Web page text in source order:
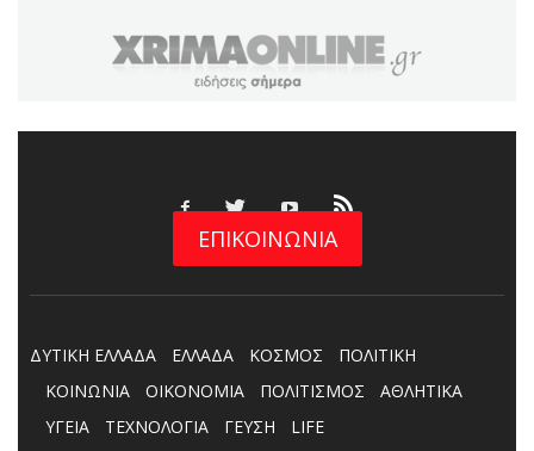
ΕΠΙΚΟΙΝΩΝΙΑ
ΔΥΤΙΚΗ ΕΛΛΑΔΑ ΕΛΛΑΔΑ ΚΟΣΜΟΣ
ΠΟΛΙΤΙΚΗ
ΚΟΙΝΩΝΙΑ
ΟΙΚΟΝΟΜΙΑ ΠΟΛΙΤΙΣΜΟΣ
ΑΘΛΗΤΙΚΑ
ΥΓΕΙΑ
ΤΕΧΝΟΛΟΓΙΑ ΓΕΥΣΗ LIFE